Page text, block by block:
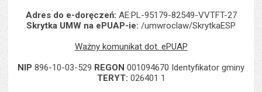
Adres do e-doręczeń: AE:PL-95179-82549-VVTFT-27
Skrytka UMW na ePUAP-ie: /umwroclaw/SkrytkaESP
Ważny komunikat dot. ePUAP
NIP 896-10-03-529 REGON 001094670 Identyfikator gminy
TERYT: 026401 1